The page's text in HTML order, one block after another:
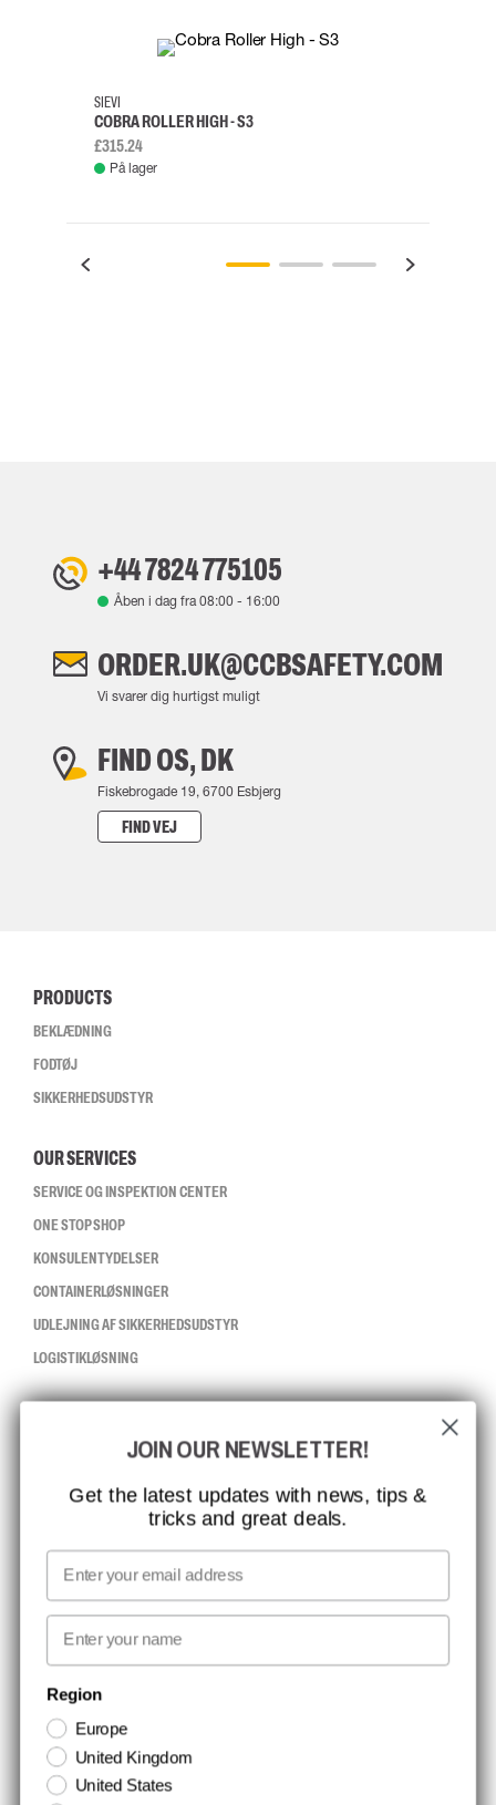
38
SIEVI
COBRA ROLLER HIGH - S3
£315.24
På lager
+44 7824 775105
Åben i dag fra08:00 - 16:00
ORDER.UK@CCBSAFETY.COM
Vi svarer dig hurtigst muligt
FIND OS, DK
Fiskebrogade 19, 6700 Esbjerg
FIND VEJ
PRODUCTS
BEKLÆDNING
FODTØJ
SIKKERHEDSUDSTYR
OUR SERVICES
SERVICE OG INSPEKTION CENTER
ONE STOP SHOP
KONSULENTYDELSER
CONTAINERLØSNINGER
UDLEJNING AF SIKKERHEDSUDSTYR
LOGISTIKLØSNING
ISO-CERTIFICERING
GLOBAL RÆKKEVIDDE
MISSION, VISION OG VÆRDIER
KONTAKT
MEDIA
NYHEDSBREV TILMELDING
Hold dig opdateret med gode tilbud og produktnyheder. Din e-mail
opbevares sikkert og du kan til enhver tid
JOIN OUR NEWSLETTER!
Get the latest updates with news, tips &
tricks and great deals.
Email
First name
Region
Europe
United Kingdom
United States